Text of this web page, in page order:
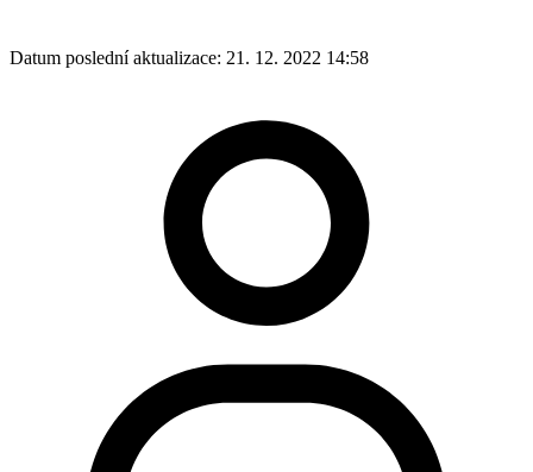
Datum poslední aktualizace: 21. 12. 2022 14:58